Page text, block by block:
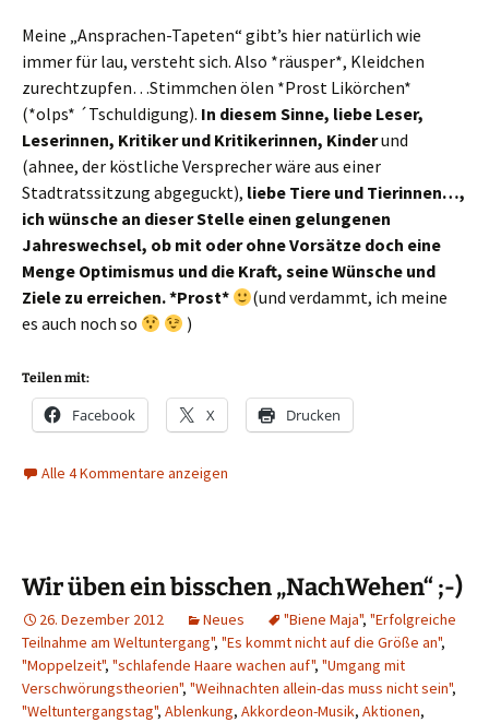
Meine „Ansprachen-Tapeten“ gibt’s hier natürlich wie
immer für lau, versteht sich. Also *räusper*, Kleidchen
zurechtzupfen…Stimmchen ölen *Prost Likörchen*
(*olps* ´Tschuldigung). In diesem Sinne, liebe Leser,
Leserinnen, Kritiker und Kritikerinnen, Kinderund
(ahnee, der köstliche Versprecher wäre aus einer
Stadtratssitzung abgeguckt), liebe Tiere und Tierinnen…,
ich wünsche an dieser Stelle einen gelungenen
Jahreswechsel, ob mit oder ohne Vorsätze doch eine
Menge Optimismus und die Kraft, seine Wünsche und
Ziele zu erreichen. *Prost*
(und verdammt, ich meine
es auch noch so
)
Teilen mit:
Facebook X Drucken
Alle 4 Kommentare anzeigen
Wir üben ein bisschen „NachWehen“ ;-)
26. Dezember 2012 Neues "Biene Maja", "Erfolgreiche
Teilnahme am Weltuntergang", "Es kommt nicht auf die Größe an",
"Moppelzeit", "schlafende Haare wachen auf", "Umgang mit
Verschwörungstheorien", "Weihnachten allein-das muss nicht sein",
"Weltuntergangstag", Ablenkung, Akkordeon-Musik, Aktionen,